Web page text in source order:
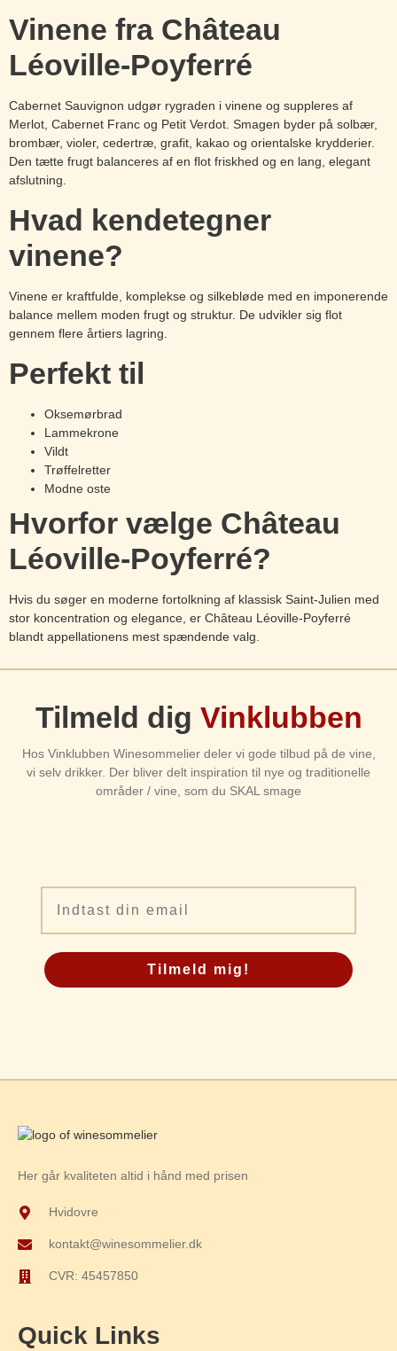
Vinene fra Château
Léoville-Poyferré
Cabernet Sauvignon udgør rygraden i vinene og suppleres af
Merlot, Cabernet Franc og Petit Verdot. Smagen byder på solbær,
brombær, violer, cedertræ, grafit, kakao og orientalske krydderier.
Den tætte frugt balanceres af en flot friskhed og en lang, elegant
afslutning.
Hvad kendetegner
vinene?
Vinene er kraftfulde, komplekse og silkebløde med en imponerende
balance mellem moden frugt og struktur. De udvikler sig flot
gennem flere årtiers lagring.
Perfekt til
Oksemørbrad
Lammekrone
Vildt
Trøffelretter
Modne oste
Hvorfor vælge Château
Léoville-Poyferré?
Hvis du søger en moderne fortolkning af klassisk Saint-Julien med
stor koncentration og elegance, er Château Léoville-Poyferré
blandt appellationens mest spændende valg.
Tilmeld dig Vinklubben
Hos Vinklubben Winesommelier deler vi gode tilbud på de vine,
vi selv drikker. Der bliver delt inspiration til nye og traditionelle
områder / vine, som du SKAL smage
Tilmeld mig!
Her går kvaliteten altid i hånd med prisen
Hvidovre
kontakt@winesommelier.dk
CVR: 45457850
Quick Links